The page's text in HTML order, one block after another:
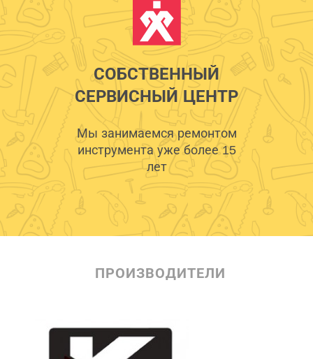
СОБСТВЕННЫЙ
СЕРВИСНЫЙ ЦЕНТР
Мы занимаемся ремонтом
инструмента уже более 15
лет
ПРОИЗВОДИТЕЛИ